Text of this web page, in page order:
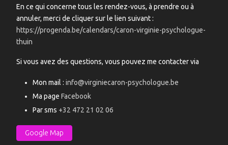
En ce qui concerne tous les rendez-vous, à prendre ou à
annuler, merci de cliquer sur le lien suivant :
https://progenda.be/calendars/caron-virginie-psychologue-
thuin
Si vous avez des questions, vous pouvez me contacter via
Mon mail : info@virginiecaron-psychologue.be
Ma page Facebook
Par sms +32 472 21 02 06
Google Map